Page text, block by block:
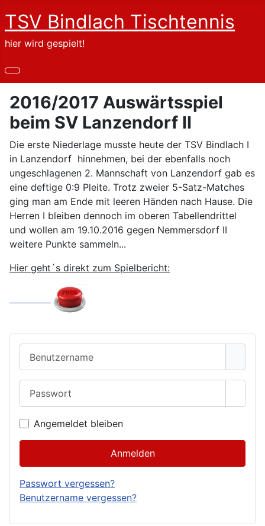
TSV Bindlach Tischtennis
hier wird gespielt!
2016/2017 Auswärtsspiel
beim SV Lanzendorf II
Die erste Niederlage musste heute der TSV Bindlach I
in Lanzendorf hinnehmen, bei der ebenfalls noch
ungeschlagenen 2. Mannschaft von Lanzendorf gab es
eine deftige 0:9 Pleite. Trotz zweier 5-Satz-Matches
ging man am Ende mit leeren Händen nach Hause. Die
Herren I bleiben dennoch im oberen Tabellendrittel
und wollen am 19.10.2016 gegen Nemmersdorf II
weitere Punkte sammeln...
Hier geht´s direkt zum Spielbericht:
Angemeldet bleiben
Anmelden
Passwort vergessen?
Benutzername vergessen?